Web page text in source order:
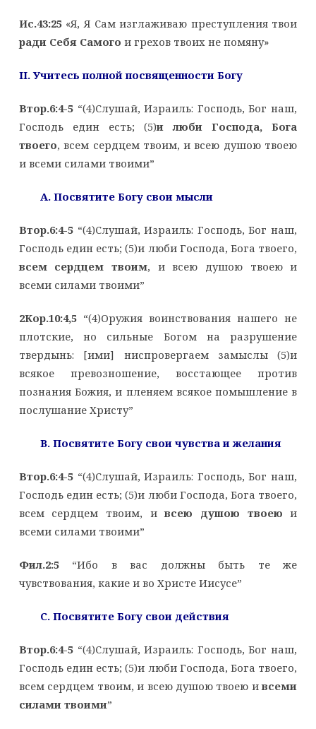
Ис.43:25«Я, Я Сам изглаживаю преступления твои
ради Себя Самого и грехов твоих не помяну»
II. Учитесь полной посвященности Богу
Втор.6:4-5“(4)Слушай, Израиль: Господь, Бог наш,
Господь един есть; (5)и люби Господа, Бога
твоего, всем сердцем твоим, и всею душою твоею
и всеми силами твоими”
A. Посвятите Богу свои мысли
Втор.6:4-5“(4)Слушай, Израиль: Господь, Бог наш,
Господь един есть; (5)и люби Господа, Бога твоего,
всем сердцем твоим, и всею душою твоею и
всеми силами твоими”
2Кор.10:4,5“(4)Оружия воинствования нашего не
плотские, но сильные Богом на разрушение
твердынь: [ими] ниспровергаем замыслы (5)и
всякое превозношение, восстающее против
познания Божия, и пленяем всякое помышление в
послушание Христу”
B. Посвятите Богу свои чувства и желания
Втор.6:4-5“(4)Слушай, Израиль: Господь, Бог наш,
Господь един есть; (5)и люби Господа, Бога твоего,
всем сердцем твоим, ивсею душою твоею и
всеми силами твоими”
Фил.2:5“Ибо в вас должны быть те же
чувствования, какие и во Христе Иисусе”
C. Посвятите Богу свои действия
Втор.6:4-5“(4)Слушай, Израиль: Господь, Бог наш,
Господь един есть; (5)и люби Господа, Бога твоего,
всем сердцем твоим, и всею душою твоею ивсеми
силами твоими”